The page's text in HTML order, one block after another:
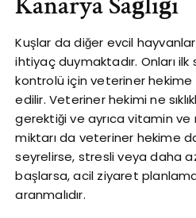
Kuşlar da diğer evcil
ihtiyaç duymaktadır. Onları ilk
kontrolü için veteriner
edilir. Veteriner hekimi ne
gerektiği ve ayrıca vitamin
miktarı da veteriner hekime
seyrelirse, stresli veya daha
başlarsa, acil ziyaret
aranmalıdır.